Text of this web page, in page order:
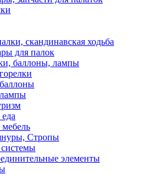
скандинавская ходьба
для палок
баллоны, лампы
мебель
Стропы
элементы